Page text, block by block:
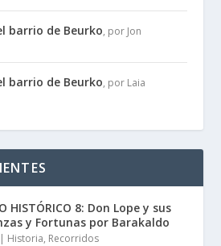
barrio de Beurko, por Jon
barrio de Beurko, por Laia
HISTÓRICO 8: Don Lope y sus
y Fortunas por Barakaldo
| Historia, Recorridos